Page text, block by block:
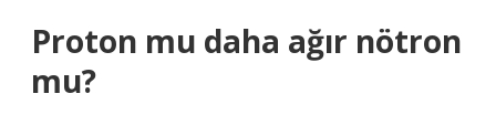
Proton mu daha ağır nötron
mu?